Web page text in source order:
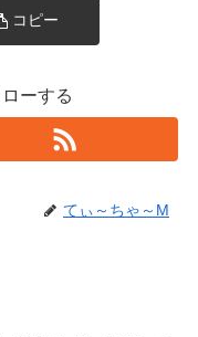
コピー
ーする
てぃ～ちゃ～M